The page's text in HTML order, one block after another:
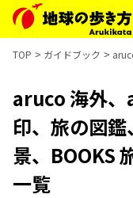
TOP ガイドブック
aruco 海外
印、旅の図
景、BOOKS
一覧